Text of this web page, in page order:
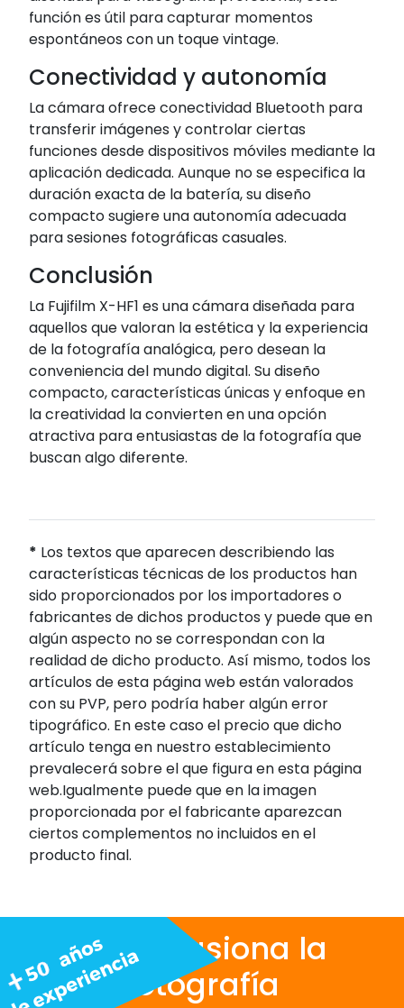
función es útil para capturar momentos
espontáneos con un toque vintage.
Conectividad y autonomía
La cámara ofrece conectividad Bluetooth para
transferir imágenes y controlar ciertas
funciones desde dispositivos móviles mediante la
aplicación dedicada. Aunque no se especifica la
duración exacta de la batería, su diseño
compacto sugiere una autonomía adecuada
para sesiones fotográficas casuales.
Conclusión
La Fujifilm X-HF1 es una cámara diseñada para
aquellos que valoran la estética y la experiencia
de la fotografía analógica, pero desean la
conveniencia del mundo digital. Su diseño
compacto, características únicas y enfoque en
la creatividad la convierten en una opción
atractiva para entusiastas de la fotografía que
buscan algo diferente.
* Los textos que aparecen describiendo las
características técnicas de los productos han
sido proporcionados por los importadores o
fabricantes de dichos productos y puede que en
algún aspecto no se correspondan con la
realidad de dicho producto. Así mismo, todos los
artículos de esta página web están valorados
con su PVP, pero podría haber algún error
tipográfico. En este caso el precio que dicho
artículo tenga en nuestro establecimiento
prevalecerá sobre el que figura en esta página
web.Igualmente puede que en la imagen
proporcionada por el fabricante aparezcan
ciertos complementos no incluidos en el
producto final.
Nos apasiona la
fotografía